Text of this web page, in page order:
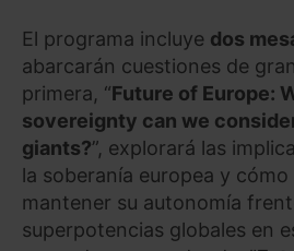
El programa incluye dos
abarcarán cuestiones de
primera, “Future of Europe:
sovereignty can we
giants?”, explorará las
la soberanía europea y cómo
mantener su autonomía
superpotencias globales en